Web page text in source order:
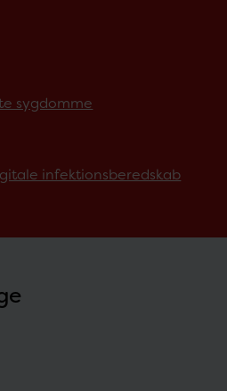
sygdomme
infektionsberedskab